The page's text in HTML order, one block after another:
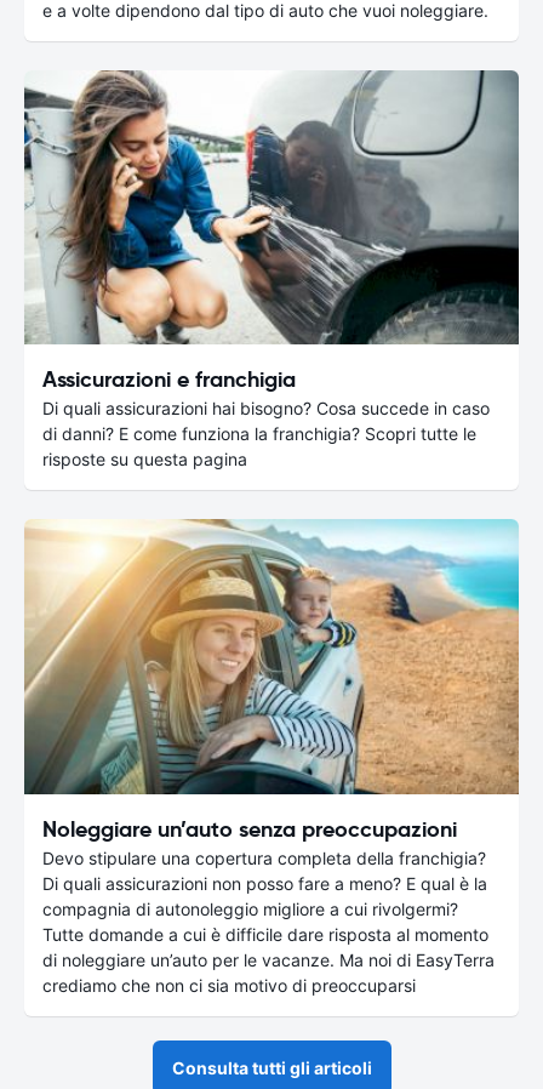
e a volte dipendono dal tipo di auto che vuoi noleggiare.
Assicurazioni e franchigia
Di quali assicurazioni hai bisogno? Cosa succede in caso
di danni? E come funziona la franchigia? Scopri tutte le
risposte su questa pagina
Noleggiare un’auto senza preoccupazioni
Devo stipulare una copertura completa della franchigia?
Di quali assicurazioni non posso fare a meno? E qual è la
compagnia di autonoleggio migliore a cui rivolgermi?
Tutte domande a cui è difficile dare risposta al momento
di noleggiare un’auto per le vacanze. Ma noi di EasyTerra
crediamo che non ci sia motivo di preoccuparsi
Consulta tutti gli articoli